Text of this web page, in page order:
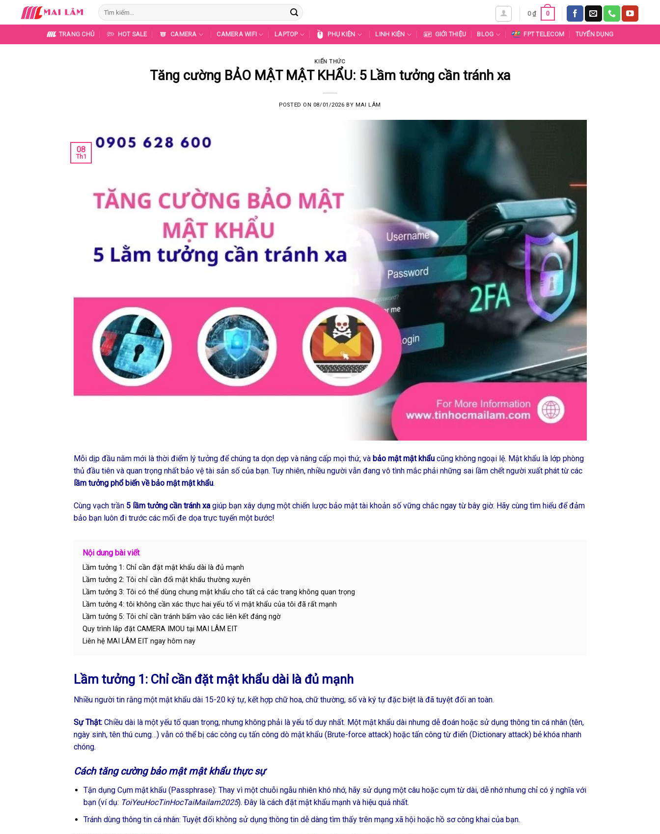
Tìm
kiếm:
0₫ 0
TRANG CHỦ HOT SALE CAMERA CAMERA WIFI LAPTOP PHỤ KIỆN LINH KIỆN GIỚI THIỆU BLOG FPT TELECOM TUYỂN DỤNG
KIẾN THỨC
Tăng cường BẢO MẬT MẬT KHẨU: 5 Lầm tưởng cần tránh xa
POSTED ON 08/01/2026 BY MAI LÂM
08
Th1
Mỗi dịp đầu năm mới là thời điểm lý tưởng để chúng ta dọn dẹp và nâng cấp mọi thứ, và bảo mật mật khẩucũng không ngoại lệ. Mật khẩu là lớp phòng
thủ đầu tiên và quan trọng nhất bảo vệ tài sản số của bạn. Tuy nhiên, nhiều người vẫn đang vô tình mắc phải những sai lầm chết người xuất phát từ các
lầm tưởng phổ biến về bảo mật mật khẩu.
Cùng vạch trần 5 lầm tưởng cần tránh xagiúp bạn xây dựng một chiến lược bảo mật tài khoản số vững chắc ngay từ bây giờ. Hãy cùng tìm hiểu để đảm
bảo bạn luôn đi trước các mối đe dọa trực tuyến một bước!
Nội dung bài viết
Lầm tưởng 1: Chỉ cần đặt mật khẩu dài là đủ mạnh
Lầm tưởng 2: Tôi chỉ cần đổi mật khẩu thường xuyên
Lầm tưởng 3: Tôi có thể dùng chung mật khẩu cho tất cả các trang không quan trọng
Lầm tưởng 4: tôi không cần xác thực hai yếu tố vì mật khẩu của tôi đã rất mạnh
Lầm tưởng 5: Tôi chỉ cần tránh bấm vào các liên kết đáng ngờ
Quy trình lắp đặt CAMERA IMOU tại MAI LÂM EIT
Liên hệ MAI LÂM EIT ngay hôm nay
Lầm tưởng 1: Chỉ cần đặt mật khẩu dài là đủ mạnh
Nhiều người tin rằng một mật khẩu dài 15-20 ký tự, kết hợp chữ hoa, chữ thường, số và ký tự đặc biệt là đã tuyệt đối an toàn.
Sự Thật:Chiều dài là một yếu tố quan trọng, nhưng không phải là yếu tố duy nhất. Một mật khẩu dài nhưng dễ đoán hoặc sử dụng thông tin cá nhân (tên,
ngày sinh, tên thú cưng…) vẫn có thể bị các công cụ tấn công dò mật khẩu (Brute-force attack) hoặc tấn công từ điển (Dictionary attack) bẻ khóa nhanh
chóng.
Cách tăng cường bảo mật mật khẩu thực sự
Tận dụng Cụm mật khẩu (Passphrase): Thay vì một chuỗi ngẫu nhiên khó nhớ, hãy sử dụng một câu hoặc cụm từ dài, dễ nhớ nhưng chỉ có ý nghĩa với
bạn (ví dụ: ToiYeuHocTinHocTaiMailam2025). Đây là cách đặt mật khẩu mạnh và hiệu quả nhất.
Tránh dùng thông tin cá nhân: Tuyệt đối không sử dụng thông tin dễ dàng tìm thấy trên mạng xã hội hoặc hồ sơ công khai của bạn.